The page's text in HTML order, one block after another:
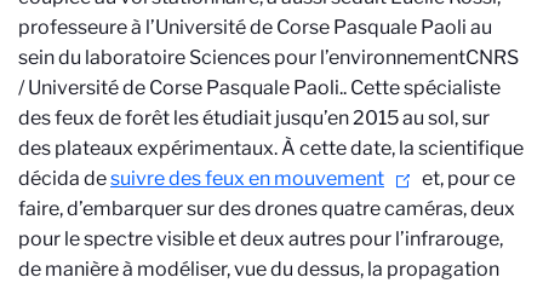
professeure à l’Université de Corse Pasquale Paoli au
sein du laboratoire Sciences pour l’environnementCNRS
/ Université de Corse Pasquale Paoli.. Cette spécialiste
des feux de forêt les étudiait jusqu’en 2015 au sol, sur
des plateaux expérimentaux. À cette date, la scientifique
décida desuivre des feux en mouvement
et, pour ce
faire, d’embarquer sur des drones quatre caméras, deux
pour le spectre visible et deux autres pour l’infrarouge,
de manière à modéliser, vue du dessus, la propagation